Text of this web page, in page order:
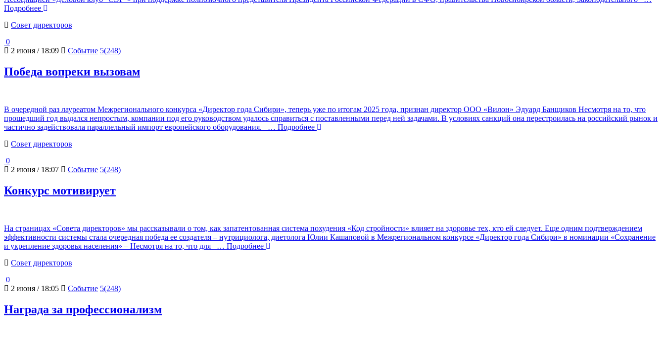
Подробнее
Cовет директоров
0
2 июня / 18:09
Событие 5(248)
Победа вопреки вызовам
В очередной раз лауреатом Межрегионального конкурса «Директор года Сибири», теперь уже по итогам 2025 года, признан директор ООО «Вилон» Эдуард Банщиков Несмотря на то, что
прошедший год выдался непростым, компании под его руководством удалось справиться с поставленными перед ней задачами. В условиях санкций она перестроилась на российский рынок и
частично задействовала параллельный импорт европейского оборудования.
… Подробнее
Cовет директоров
0
2 июня / 18:07
Событие 5(248)
Конкурс мотивирует
На страницах «Совета директоров» мы рассказывали о том, как запатентованная система похудения «Код стройности» влияет на здоровье тех, кто ей следует. Еще одним подтверждением
эффективности системы стала очередная победа ее создателя – нутрициолога, диетолога Юлии Кашаповой в Межрегиональном конкурсе «Директор года Сибири» в номинации «Сохранение
и укрепление здоровья населения» – Несмотря на то, что для
… Подробнее
Cовет директоров
0
2 июня / 18:05
Событие 5(248)
Награда за профессионализм